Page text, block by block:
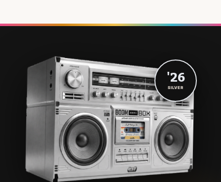
'26
SILVER